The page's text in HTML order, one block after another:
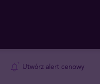
Utwórz alert cenowy